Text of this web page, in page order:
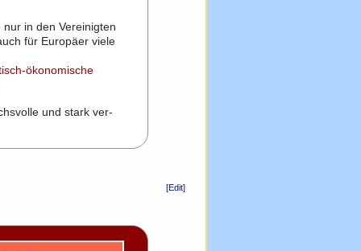
in den Vereinigten
für Europäer viele
ökonomische
und stark ver-
[Edit]